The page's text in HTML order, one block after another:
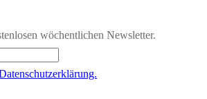
wöchentlichen Newsletter.